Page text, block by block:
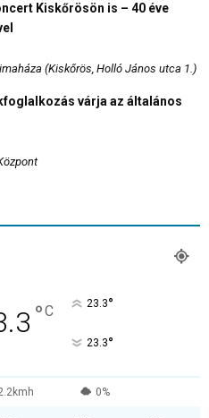
Kiskőrösön is – 40 éve
(Kiskőrös, Holló János utca 1.)
várja az általános
°C 23.3°
23.3°
0%